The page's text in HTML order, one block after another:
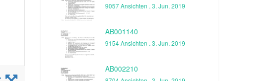
9057 Ansichten . 3. Jun. 2019
AB001140
9154 Ansichten . 3. Jun. 2019
AB002210